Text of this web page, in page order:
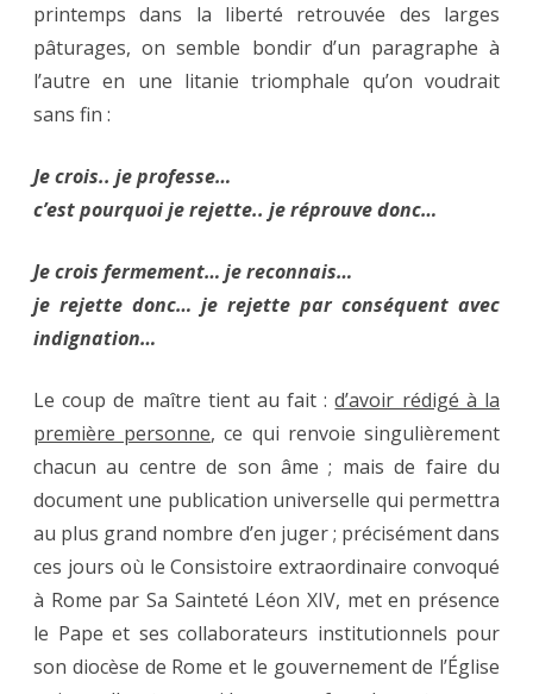
printemps dans la liberté retrouvée des larges
pâturages, on semble bondir d’un paragraphe à
l’autre en une litanie triomphale qu’on voudrait
sans fin :
Je crois.. je professe…
c’est pourquoi je rejette.. je réprouve donc…
Je crois fermement… je reconnais…
je rejette donc… je rejette par conséquent avec
indignation…
Le coup de maître tient au fait :d’avoir rédigé à la
première personne, ce qui renvoie singulièrement
chacun au centre de son âme ; mais de faire du
document une publication universelle qui permettra
au plus grand nombre d’en juger ; précisément dans
ces jours où le Consistoire extraordinaire convoqué
à Rome par Sa Sainteté Léon XIV, met en présence
le Pape et ses collaborateurs institutionnels pour
son diocèse de Rome et le gouvernement de l’Église